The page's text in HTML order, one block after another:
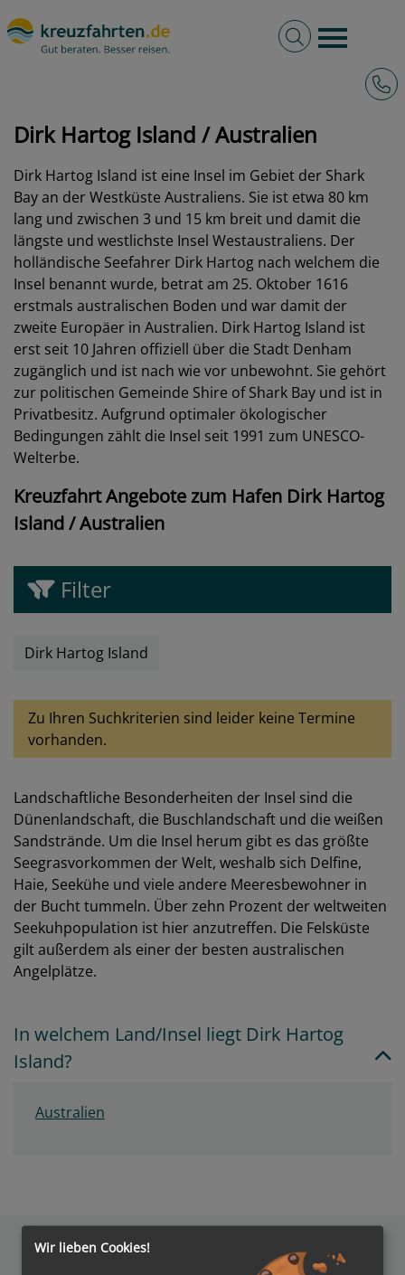
Burger
Volltextsuche
Dirk Hartog Island / Australien
Dirk Hartog Island ist eine Insel im Gebiet der Shark
Bay an der Westküste Australiens. Sie ist etwa 80 km
lang und zwischen 3 und 15 km breit und damit die
längste und westlichste Insel Westaustraliens. Der
holländische Seefahrer Dirk Hartog nach welchem die
Insel benannt wurde, betrat am 25. Oktober 1616
erstmals australischen Boden und war damit der
zweite Europäer in Australien. Dirk Hartog Island ist
erst seit 10 Jahren offiziell über die Stadt Denham
zugänglich und ist nach wie vor unbewohnt. Sie gehört
zur politischen Gemeinde Shire of Shark Bay und ist in
Privatbesitz. Aufgrund optimaler ökologischer
Bedingungen zählt die Insel seit 1991 zum UNESCO-
Welterbe.
Kreuzfahrt Angebote zum Hafen Dirk Hartog
Island / Australien
Filter
Dirk Hartog Island
Zu Ihren Suchkriterien sind leider keine Termine
vorhanden.
Landschaftliche Besonderheiten der Insel sind die
Dünenlandschaft, die Buschlandschaft und die weißen
Sandstrände. Um die Insel herum gibt es das größte
Seegrasvorkommen der Welt, weshalb sich Delfine,
Haie, Seekühe und viele andere Meeresbewohner in
der Bucht tummeln. Über zehn Prozent der weltweiten
Seekuhpopulation ist hier anzutreffen. Die Felsküste
gilt außerdem als einer der besten australischen
Angelplätze.
In welchem Land/Insel liegt Dirk Hartog
Island?
Australien
Wir lieben Cookies!